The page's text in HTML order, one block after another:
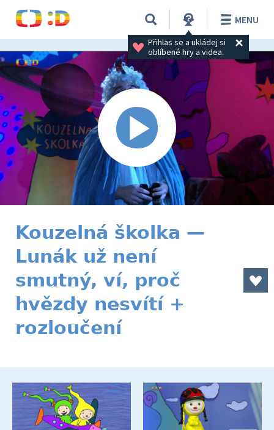
Přihlas se a ukládej si
oblíbené hry a videa.
MENU
Kouzelná školka —
Lunák už není
smutný, ví, proč
hvězdy nesvítí +
rozloučení